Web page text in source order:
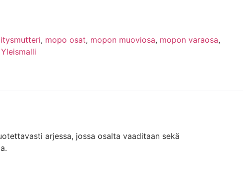
, mopo osat, mopon muoviosa, mopon varaosa,
Yleismalli
arjessa, jossa osalta vaaditaan sekä